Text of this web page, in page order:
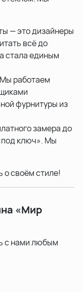
— это дизайнеры
всё до
стала единым
Мы работаем
фурнитуры из
замера до
ключ». Мы
о своём стиле!
«Мир
с нами любым